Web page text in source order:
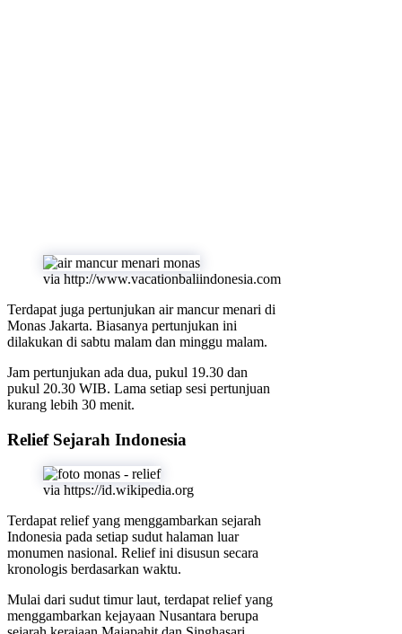
via http://www.vacationbaliindonesia.com
Terdapat juga pertunjukan air mancur menari di
Monas Jakarta. Biasanya pertunjukan ini
dilakukan di sabtu malam dan minggu malam.
Jam pertunjukan ada dua, pukul 19.30 dan
pukul 20.30 WIB. Lama setiap sesi pertunjuan
kurang lebih 30 menit.
Relief Sejarah Indonesia
via https://id.wikipedia.org
Terdapat relief yang menggambarkan sejarah
Indonesia pada setiap sudut halaman luar
monumen nasional. Relief ini disusun secara
kronologis berdasarkan waktu.
Mulai dari sudut timur laut, terdapat relief yang
menggambarkan kejayaan Nusantara berupa